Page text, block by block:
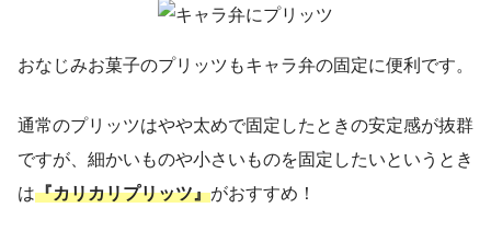
おなじみお菓子のプリッツもキャラ弁の固定に便利です。
通常のプリッツはやや太めで固定したときの安定感が抜群
ですが、細かいものや小さいものを固定したいというとき
は『カリカリプリッツ』がおすすめ！